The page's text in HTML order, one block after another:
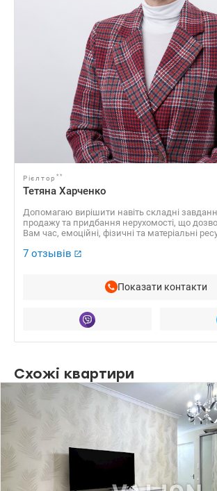
Рієлтор **
Тетяна Харченко
Допомагаю вирішити навіть складні
продажу та придбання нерухомості, що
Вам час, емоційні, фізичні та матеріальні
7 отзывів
Показати контакти
Схожі квартири